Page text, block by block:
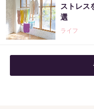
ストレス
選
ライフ